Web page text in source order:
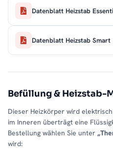
Datenblatt Heizstab
Datenblatt Heizstab Smart
Befüllung & Heizstab-
Dieser Heizkörper wird
im Inneren überträgt eine
Bestellung wählen Sie unter
wird: